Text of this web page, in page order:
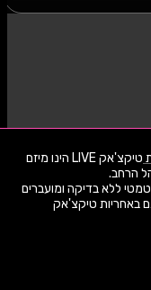
טיקצ'אק LIVE הינו מיזם
ללא בדיקה ומועברים
באחריות טיקצ'אק
שמש!
על השקת
בלעדית
התרבות
חלק מהמשפחה!